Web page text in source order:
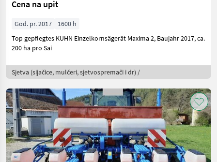
Cena na upit
God. pr. 2017
1600 h
Top gepflegtes KUHN Einzelkornsägerät Maxima 2, Baujahr 2017, ca.
200 ha pro Sai
Sjetva (sijačice, mulčeri, sjetvospremači i dr) /